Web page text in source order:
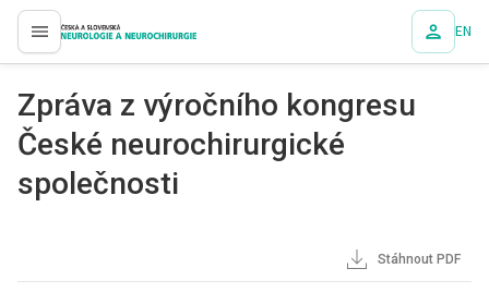
proLékaře.cz EN
Zpráva z výročního kongresu
České neurochirurgické
společnosti
Stáhnout PDF